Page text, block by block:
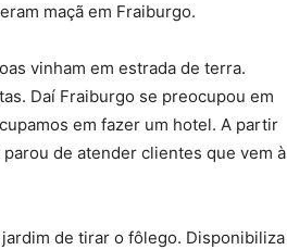
maçã em Fraiburgo.
vinham em estrada de terra.
Daí Fraiburgo se preocupou em
em fazer um hotel. A partir
de atender clientes que vem à
de tirar o fôlego. Disponibiliza